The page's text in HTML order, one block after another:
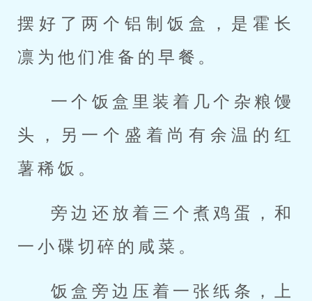
摆好了两个铝制饭盒，是霍长
凛为他们准备的早餐。
一个饭盒里装着几个杂粮馒
头，另一个盛着尚有余温的红
薯稀饭。
旁边还放着三个煮鸡蛋，和
一小碟切碎的咸菜。
饭盒旁边压着一张纸条，上